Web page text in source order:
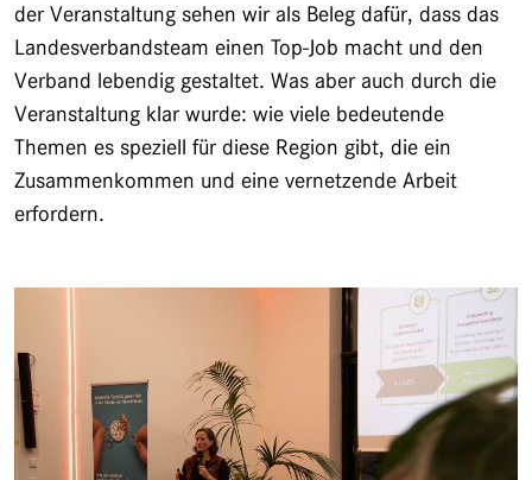
der Veranstaltung sehen wir als Beleg dafür, dass das
Landesverbandsteam einen Top-Job macht und den
Verband lebendig gestaltet. Was aber auch durch die
Veranstaltung klar wurde: wie viele bedeutende
Themen es speziell für diese Region gibt, die ein
Zusammenkommen und eine vernetzende Arbeit
erfordern.